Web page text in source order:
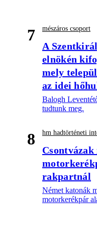
7 mészáros csoport
A
elnökén
mely
az idei
Balogh
tudtunk meg.
8 hm hadtörténeti
rakpartnál
Német katonák
motorkerékpár